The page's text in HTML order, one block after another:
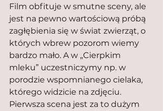
Film obfituje w smutne sceny, ale
jest na pewno wartościową próbą
zagłębienia się w świat zwierząt, o
których wbrew pozorom wiemy
bardzo mało. A w „Cierpkim
mleku” uczestniczymy np. w
porodzie wspomnianego cielaka,
którego widzicie na zdjęciu.
Pierwsza scena jest za to dużym